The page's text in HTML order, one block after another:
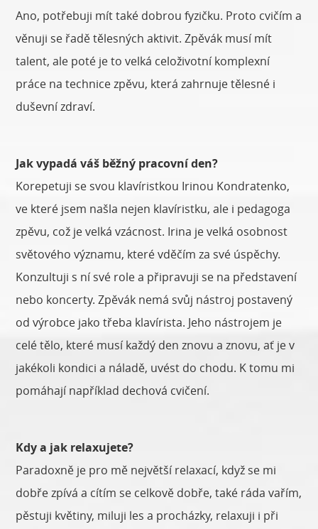
Ano, potřebuji mít také dobrou fyzičku. Proto cvičím a
věnuji se řadě tělesných aktivit. Zpěvák musí mít
talent, ale poté je to velká celoživotní komplexní
práce na technice zpěvu, která zahrnuje tělesné i
duševní zdraví.
Jak vypadá váš běžný pracovní den?
Korepetuji se svou klavíristkou Irinou Kondratenko,
ve které jsem našla nejen klavíristku, ale i pedagoga
zpěvu, což je velká vzácnost. Irina je velká osobnost
světového významu, které vděčím za své úspěchy.
Konzultuji s ní své role a připravuji se na představení
nebo koncerty. Zpěvák nemá svůj nástroj postavený
od výrobce jako třeba klavírista. Jeho nástrojem je
celé tělo, které musí každý den znovu a znovu, ať je v
jakékoli kondici a náladě, uvést do chodu. K tomu mi
pomáhají například dechová cvičení.
Kdy a jak relaxujete?
Paradoxně je pro mě největší relaxací, když se mi
dobře zpívá a cítím se celkově dobře, také ráda vařím,
pěstuji květiny, miluji les a procházky, relaxuji i při